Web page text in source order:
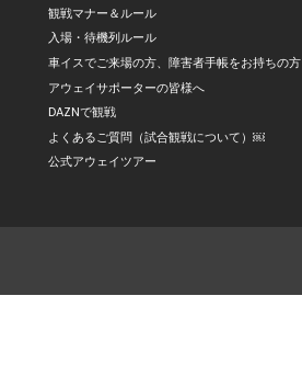
観戦マナー＆ルール
入場・待機列ルール
車イスでご来場の方、障害者手帳をお持ちの方
アウェイサポーターの皆様へ
DAZNで観戦
よくあるご質問（試合観戦について）￼
公式アウェイツアー